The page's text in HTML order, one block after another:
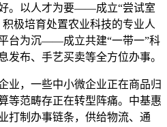
。以人才为要——成立“尝试室
极培育处置农业科技的专业人
台为沉——成立共建“一带一”科
发布、手艺买卖等全方位办事。
，一些中小微企业正在商品归
等范畴存正在转型阵痛。中基惠
打制办事链条，供给物流、通